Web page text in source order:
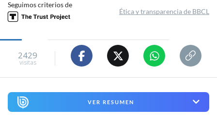
Seguimos criterios de
Ética y transparencia de BBCL
2429
visitas
VER RESUMEN